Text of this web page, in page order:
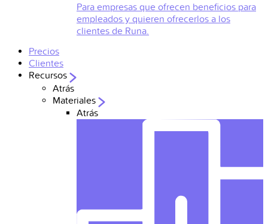
Para empresas que ofrecen beneficios para
empleados y quieren ofrecerlos a los
clientes de Runa.
Precios
Clientes
Recursos
Atrás
Materiales
Atrás